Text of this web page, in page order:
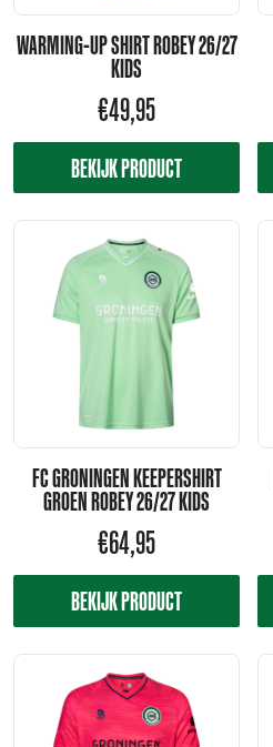
WARMING-UP SHIRT ROBEY 26/27
KIDS
€49,95
BEKIJK PRODUCT
FC GRONINGEN KEEPERSHIRT
GROEN ROBEY 26/27 KIDS
€64,95
BEKIJK PRODUCT